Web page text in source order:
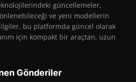
güncellemeler,
ve yeni modellerin
bu platformda güncel olarak
için kompakt bir araçtan, uzun
Gönderiler